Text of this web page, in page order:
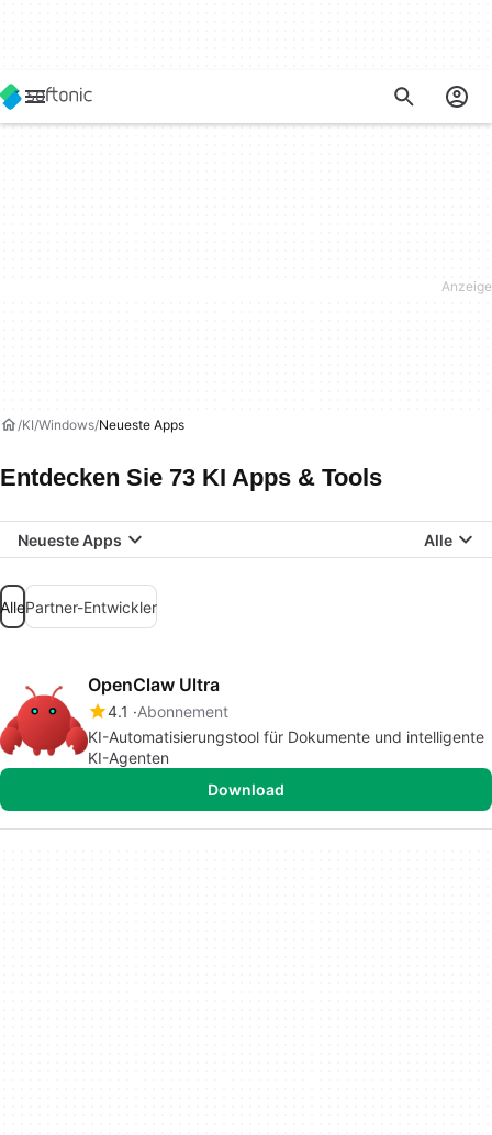
KI Windows Neueste Apps
Entdecken Sie 73 KI Apps & Tools
Neueste Apps Alle
AllePartner-Entwickler
OpenClaw Ultra
4.1
Abonnement
KI-Automatisierungstool für Dokumente und intelligente
KI-Agenten
Download